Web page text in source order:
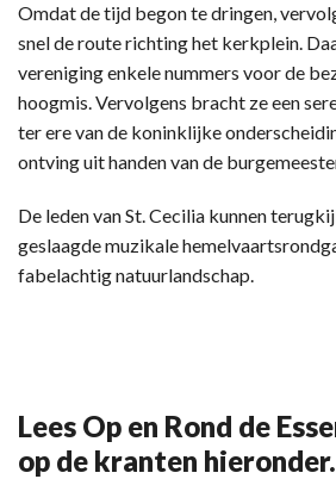
Omdat de tijd begon te dringen,
snel de route richting het kerkplein.
vereniging enkele nummers voor de
hoogmis. Vervolgens bracht ze een
ter ere van de koninklijke
ontving uit handen van de
De leden van St. Cecilia kunnen
geslaagde muzikale
fabelachtig natuurlandschap.
Lees Op en Rond de
op de kranten hieronder.